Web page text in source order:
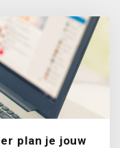
plan je jouw